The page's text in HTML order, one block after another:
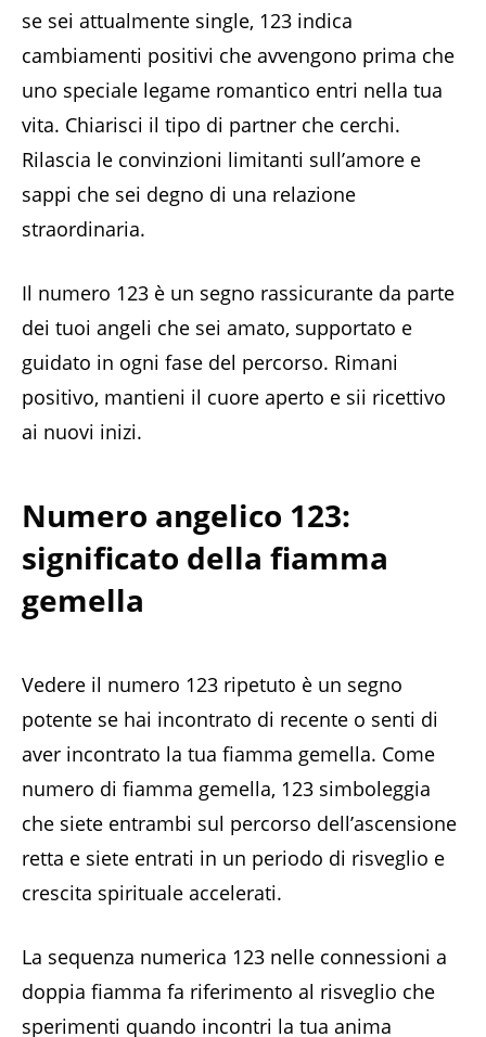
se sei attualmente single, 123 indica
cambiamenti positivi che avvengono prima che
uno speciale legame romantico entri nella tua
vita. Chiarisci il tipo di partner che cerchi.
Rilascia le convinzioni limitanti sull’amore e
sappi che sei degno di una relazione
straordinaria.
Il numero 123 è un segno rassicurante da parte
dei tuoi angeli che sei amato, supportato e
guidato in ogni fase del percorso. Rimani
positivo, mantieni il cuore aperto e sii ricettivo
ai nuovi inizi.
Numero angelico 123:
significato della fiamma
gemella
Vedere il numero 123 ripetuto è un segno
potente se hai incontrato di recente o senti di
aver incontrato la tua fiamma gemella. Come
numero di fiamma gemella, 123 simboleggia
che siete entrambi sul percorso dell’ascensione
retta e siete entrati in un periodo di risveglio e
crescita spirituale accelerati.
La sequenza numerica 123 nelle connessioni a
doppia fiamma fa riferimento al risveglio che
sperimenti quando incontri la tua anima